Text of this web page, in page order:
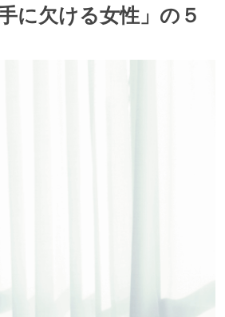
に欠ける女性」の５